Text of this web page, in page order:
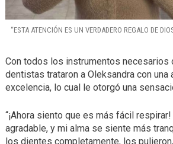
“ESTA ATENCIÓN ES UN VERDADERO REGALO DE
Con todos los instrumentos necesarios
dentistas trataron a Oleksandra con una
excelencia, lo cual le otorgó una
“¡Ahora siento que es más fácil
agradable, y mi alma se siente más
los dientes completamente, los